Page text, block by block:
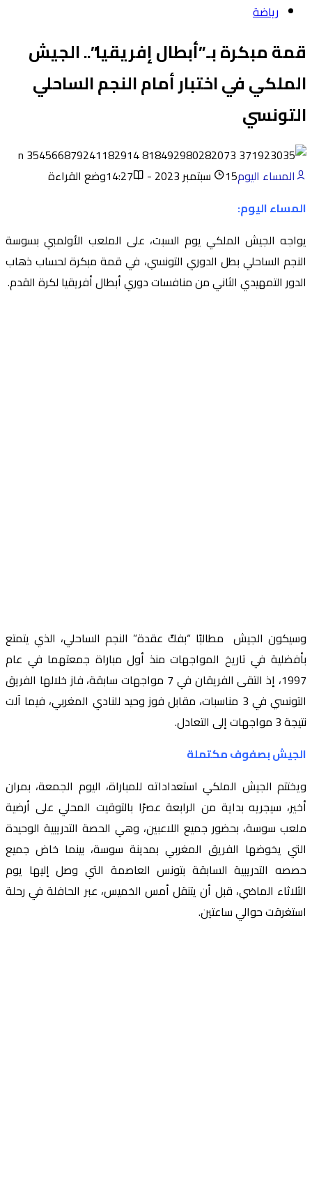
رياضة
قمة مبكرة بـ”أبطال إفريقيا”.. الجيش
الملكي في اختبار أمام النجم الساحلي
التونسي
المساء اليوم15 سبتمبر 2023 - 14:27
وضع القراءة
المساء اليوم:
يواجه الجيش الملكي يوم السبت، على الملعب الأولمبي بسوسة
النجم الساحلي بطل الدوري التونسي، في قمة مبكرة لحساب ذهاب
الدور التمهيدي الثاني من منافسات دوري أبطال أفريقيا لكرة القدم.
وسيكون الجيش مطالبًا “بفكّ عقدة” النجم الساحلي، الذي يتمتع
بأفضلية في تاريخ المواجهات منذ أول مباراة جمعتهما في عام
1997، إذ التقى الفريقان في 7 مواجهات سابقة، فاز خلالها الفريق
التونسي في 3 مناسبات، مقابل فوز وحيد للنادي المغربي، فيما آلت
نتيجة 3 مواجهات إلى التعادل.
الجيش بصفوف مكتملة
ويختتم الجيش الملكي استعداداته للمباراة، اليوم الجمعة، بمران
أخير، سيجريه بداية من الرابعة عصرًا بالتوقيت المحلي على أرضية
ملعب سوسة، بحضور جميع اللاعبين، وهي الحصة التدريبية الوحيدة
التي يخوضها الفريق المغربي بمدينة سوسة، بينما خاض جميع
حصصه التدريبية السابقة بتونس العاصمة التي وصل إليها يوم
الثلاثاء الماضي، قبل أن يتنقل أمس الخميس، عبر الحافلة في رحلة
استغرقت حوالي ساعتين.